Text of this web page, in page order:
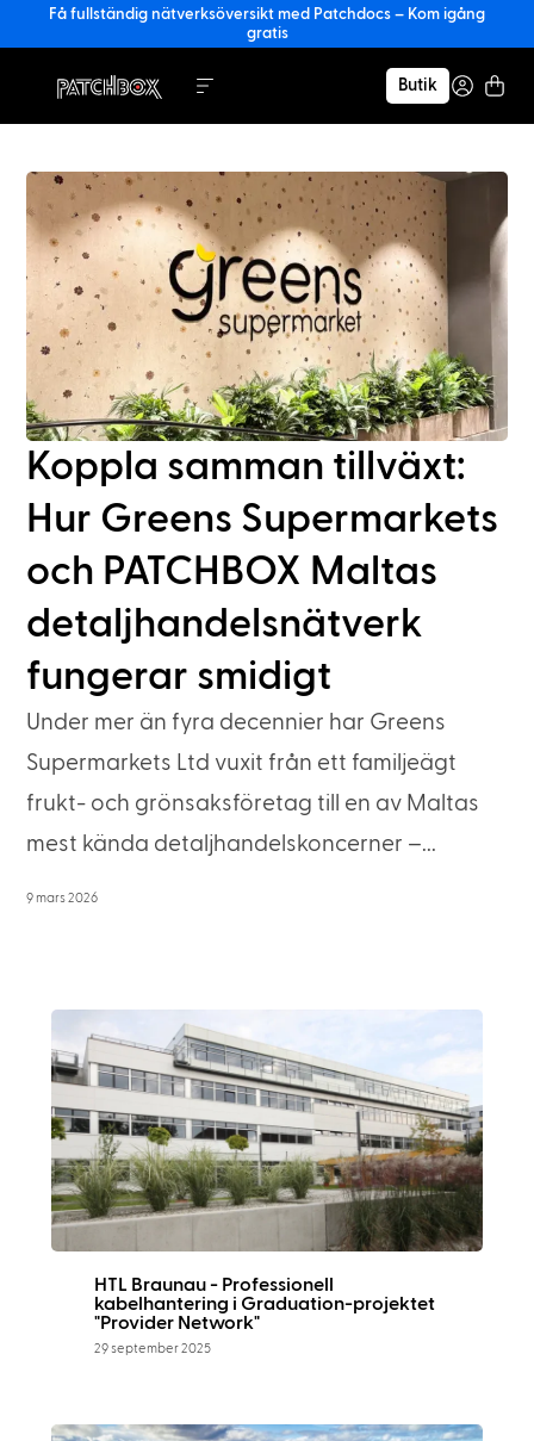
Få fullständig nätverksöversikt med Patchdocs – Kom igång
gratis
Butik
Koppla samman tillväxt:
Hur Greens Supermarkets
och PATCHBOX Maltas
detaljhandelsnätverk
fungerar smidigt
Under mer än fyra decennier har Greens
Supermarkets Ltd vuxit från ett familjeägt
frukt- och grönsaksföretag till en av Maltas
mest kända detaljhandelskoncerner –...
9 mars 2026
HTL Braunau - Professionell
kabelhantering i Graduation-projektet
"Provider Network"
29 september 2025